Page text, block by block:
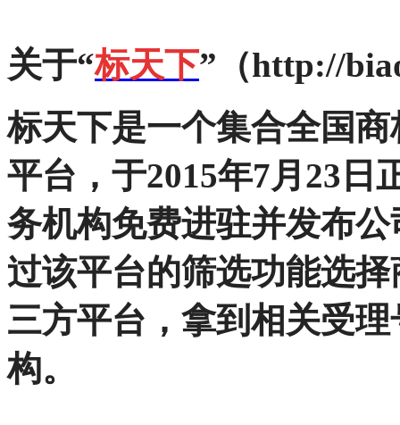
关于“标天下”（http://
标天下是一个集合全国
平台，于2015年7月23日
务机构免费进驻并发布
过该平台的筛选功能选
三方平台，拿到相关受
构。